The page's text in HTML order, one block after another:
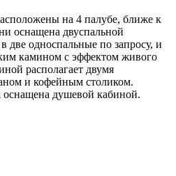
на 4 палубе, ближе к
оснащена двуспальной
две односпальные по запросу, и
камином с эффектом живого
располагает двумя
и кофейным столиком.
оснащена душевой кабиной.